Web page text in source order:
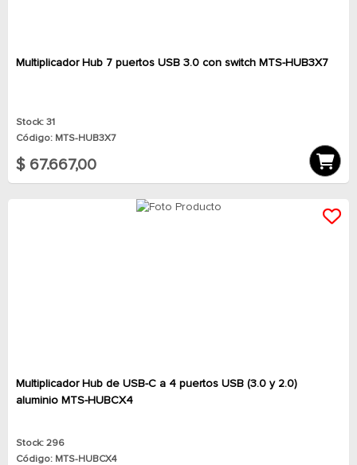
Multiplicador Hub 7 puertos USB 3.0 con switch MTS-HUB3X7
Stock: 31
Código: MTS-HUB3X7
$ 67.667,00
Multiplicador Hub de USB-C a 4 puertos USB (3.0 y 2.0)
aluminio MTS-HUBCX4
Stock: 296
Código: MTS-HUBCX4